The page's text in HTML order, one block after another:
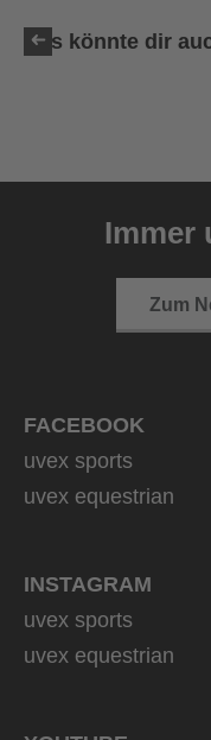
Das könnte dir
1 FarbvariantenImmer
Zum
FACEBOOK
uvex sports
uvex equestrian
INSTAGRAM
uvex sports
uvex equestrian